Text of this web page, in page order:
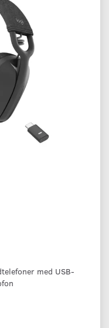
med USB-